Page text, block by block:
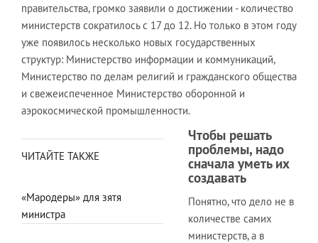
правительства, громко заявили о достижении ­­- количество
министерств сократилось с 17 до 12. Но только в этом году
уже появилось несколько новых государственных
структур: Министерство информации и коммуникаций,
Министерство по делам религий и гражданского общества
и свежеиспеченное Министерство оборонной и
аэрокосмической промышленности.
ЧИТАЙТЕ ТАКЖЕ
«Мародеры» для зятя
министра
Чтобы решать
проблемы, надо
сначала уметь их
создавать
Понятно, что дело не в
количестве самих
министерств, а в